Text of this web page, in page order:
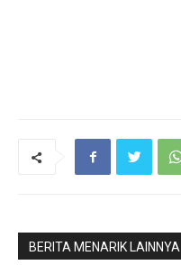
BERITA MENARIK LAINNYA